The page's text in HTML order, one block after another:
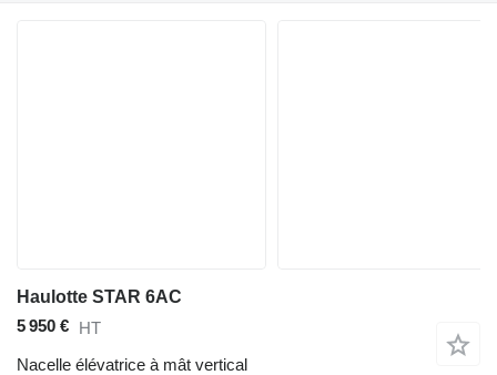
Haulotte STAR 6AC
5 950 € HT
Nacelle élévatrice à mât vertical